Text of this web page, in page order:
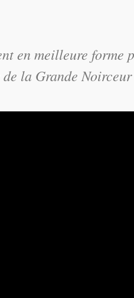
en meilleure forme
la Grande Noirceur